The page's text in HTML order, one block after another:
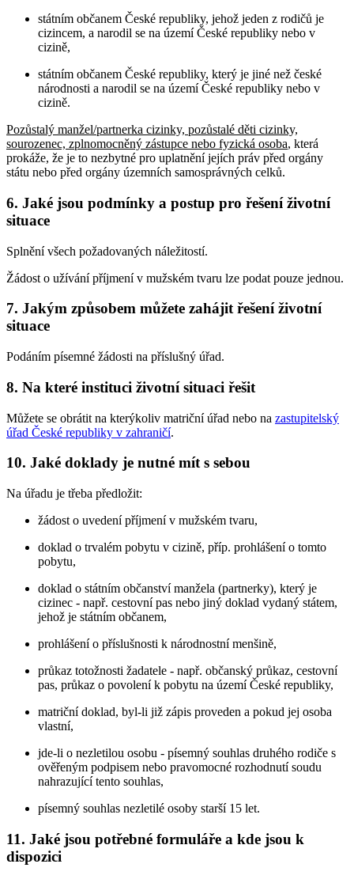
státním občanem České republiky, jehož jeden z rodičů je
cizincem, a narodil se na území České republiky nebo v
cizině,
státním občanem České republiky, který je jiné než české
národnosti a narodil se na území České republiky nebo v
cizině.
Pozůstalý manžel/partnerka cizinky, pozůstalé děti cizinky,
sourozenec, zplnomocněný zástupce nebo fyzická osoba, která
prokáže, že je to nezbytné pro uplatnění jejích práv před orgány
státu nebo před orgány územních samosprávných celků.
6. Jaké jsou podmínky a postup pro řešení životní
situace
Splnění všech požadovaných náležitostí.
Žádost o užívání příjmení v mužském tvaru lze podat pouze jednou.
7. Jakým způsobem můžete zahájit řešení životní
situace
Podáním písemné žádosti na příslušný úřad.
8. Na které instituci životní situaci řešit
Můžete se obrátit na kterýkoliv matriční úřad nebo na zastupitelský
úřad České republiky v zahraničí.
10. Jaké doklady je nutné mít s sebou
Na úřadu je třeba předložit:
žádost o uvedení příjmení v mužském tvaru,
doklad o trvalém pobytu v cizině, příp. prohlášení o tomto
pobytu,
doklad o státním občanství manžela (partnerky), který je
cizinec - např. cestovní pas nebo jiný doklad vydaný státem,
jehož je státním občanem,
prohlášení o příslušnosti k národnostní menšině,
průkaz totožnosti žadatele - např. občanský průkaz, cestovní
pas, průkaz o povolení k pobytu na území České republiky,
matriční doklad, byl-li již zápis proveden a pokud jej osoba
vlastní,
jde-li o nezletilou osobu - písemný souhlas druhého rodiče s
ověřeným podpisem nebo pravomocné rozhodnutí soudu
nahrazující tento souhlas,
písemný souhlas nezletilé osoby starší 15 let.
11. Jaké jsou potřebné formuláře a kde jsou k
dispozici